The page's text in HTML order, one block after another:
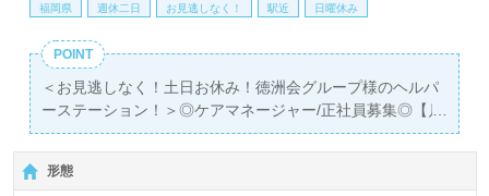
福岡県 週休二日 お見逃しなく！ 駅近 日曜休み
POINT
＜お見逃しなく！土日お休み！徳洲会グループ様のヘルパ
ーステーション！＞◎ケアマネージャー/正社員募集◎【月
給226,600円～256,600円/賞与2回】＊介護支援専門員、主
任介護支援専門員有資格者向け求人＊『南福岡駅』徒歩3
分。お車通勤可能です。
形態